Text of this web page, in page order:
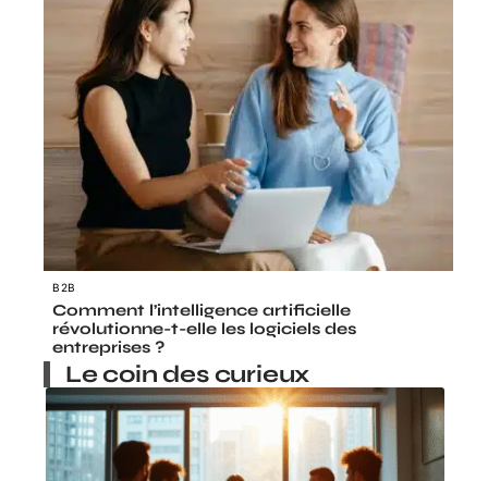
B2B
Comment l’intelligence artificielle
révolutionne-t-elle les logiciels des
entreprises ?
Le coin des curieux